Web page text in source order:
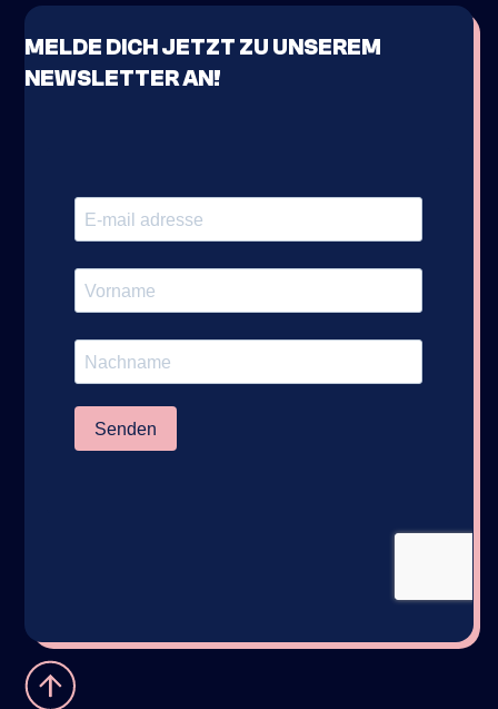
MELDE DICH JETZT ZU UNSEREM
NEWSLETTER AN!